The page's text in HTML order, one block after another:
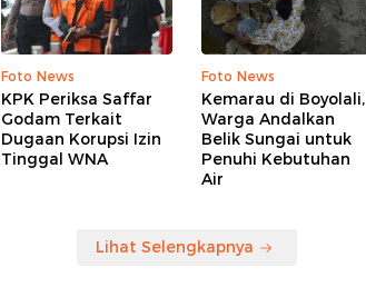
Foto News
KPK Periksa Saffar
Godam Terkait
Dugaan Korupsi Izin
Tinggal WNA
Foto News
Kemarau di Boyolali,
Warga Andalkan
Belik Sungai untuk
Penuhi Kebutuhan
Air
Lihat Selengkapnya